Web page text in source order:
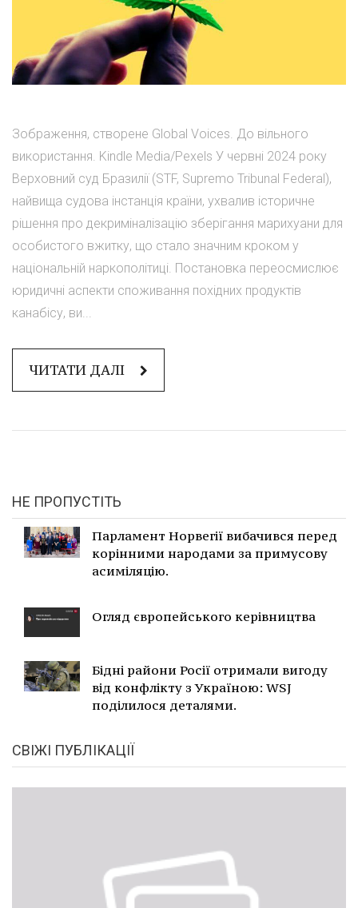
Зображення, створене Global Voices. До вільного
використання. Kindle Media/Pexels У червні 2024 року
Верховний суд Бразилії (STF, Supremo Tribunal Federal),
найвища судова інстанція країни, ухвалив історичне
рішення про декриміналізацію зберігання марихуани для
особистого вжитку, що стало значним кроком у
національній наркополітиці. Постановка переосмислює
юридичні аспекти споживання похідних продуктів
канабісу, ви...
ЧИТАТИ ДАЛІ
НЕ ПРОПУСТІТЬ
Парламент Норвегії вибачився перед
корінними народами за примусову
асиміляцію.
Огляд європейського керівництва
Бідні райони Росії отримали вигоду
від конфлікту з Україною: WSJ
поділилося деталями.
СВІЖІ ПУБЛІКАЦІЇ